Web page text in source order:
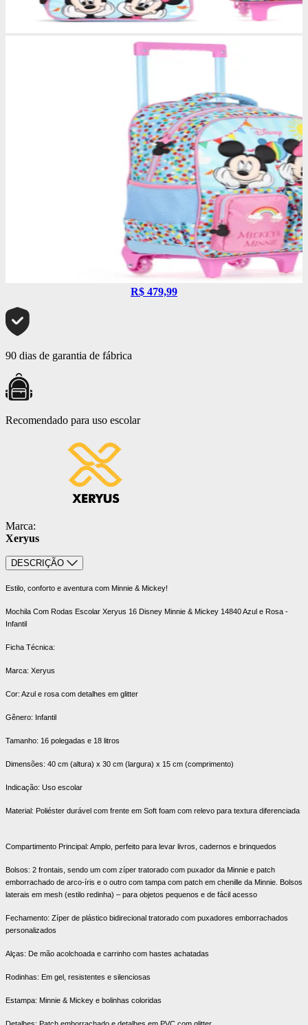
R$ 479,99
90 dias de garantia de fábrica
Recomendado para uso escolar
Marca:
Xeryus
DESCRIÇÃO
Estilo, conforto e aventura com Minnie & Mickey!
Mochila Com Rodas Escolar Xeryus 16 Disney Minnie & Mickey 14840 Azul e Rosa -
Infantil
Ficha Técnica:
Marca: Xeryus
Cor: Azul e rosa com detalhes em glitter
Gênero: Infantil
Tamanho: 16 polegadas e 18 litros
Dimensões: 40 cm (altura) x 30 cm (largura) x 15 cm (comprimento)
Indicação: Uso escolar
Material: Poliéster durável com frente em Soft foam com relevo para textura diferenciada
Compartimento Principal: Amplo, perfeito para levar livros, cadernos e brinquedos
Bolsos: 2 frontais, sendo um com zíper tratorado com puxador da Minnie e patch
emborrachado de arco-íris e o outro com tampa com patch em chenille da Minnie. Bolsos
laterais em mesh (estilo redinha) – para objetos pequenos e de fácil acesso
Fechamento: Zíper de plástico bidirecional tratorado com puxadores emborrachados
personalizados
Alças: De mão acolchoada e carrinho com hastes achatadas
Rodinhas: Em gel, resistentes e silenciosas
Estampa: Minnie & Mickey e bolinhas coloridas